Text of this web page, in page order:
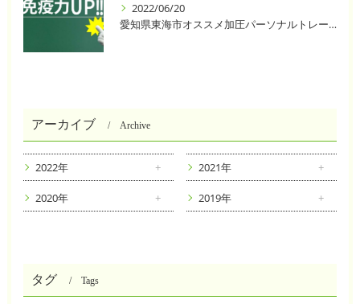
2022/06/20
愛知県東海市オススメ加圧パーソナルトレーニングジム One❣️
アーカイブ Archive
2022年 2021年
2020年 2019年
タグ Tags